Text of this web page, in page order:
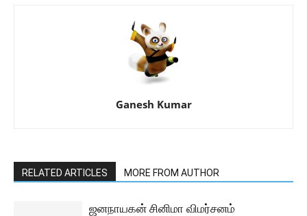
Ganesh Kumar
RELATED ARTICLES MORE FROM AUTHOR
ஜனநாயகன் சினிமா விமர்சனம்